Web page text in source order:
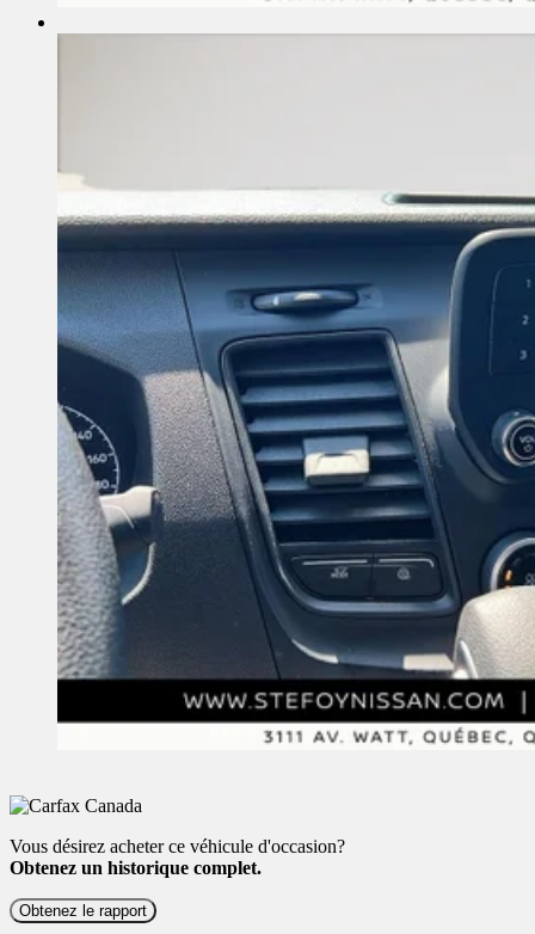
Vous désirez acheter ce véhicule d'occasion?
Obtenez un historique complet.
Obtenez le rapport